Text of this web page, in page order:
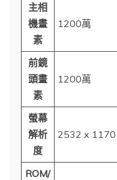
主相
機畫
素
1200萬
前鏡
頭畫
素
1200萬
螢幕
解析
度
2532 x 1170
ROM/